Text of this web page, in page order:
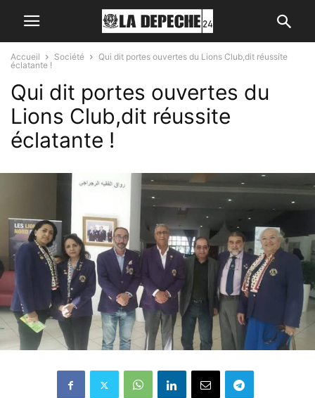
Accueil Société
Qui dit portes ouvertes du Lions Club,dit réussite
éclatante !
Qui dit portes ouvertes du
Lions Club,dit réussite
éclatante !